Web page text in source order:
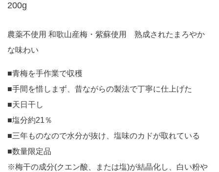
200g
農薬不使用 和歌山産梅・紫蘇使用 熟成されたまろやか
な味わい
■青梅を手作業で収穫
■手間を惜しまず、昔ながらの製法で丁寧に仕上げた
■天日干し
■塩分約21％
■三年ものなので水分が抜け、塩味のカドが取れている
■数量限定品
※梅干の成分(クエン酸、または塩)が結晶化し、白い粉や